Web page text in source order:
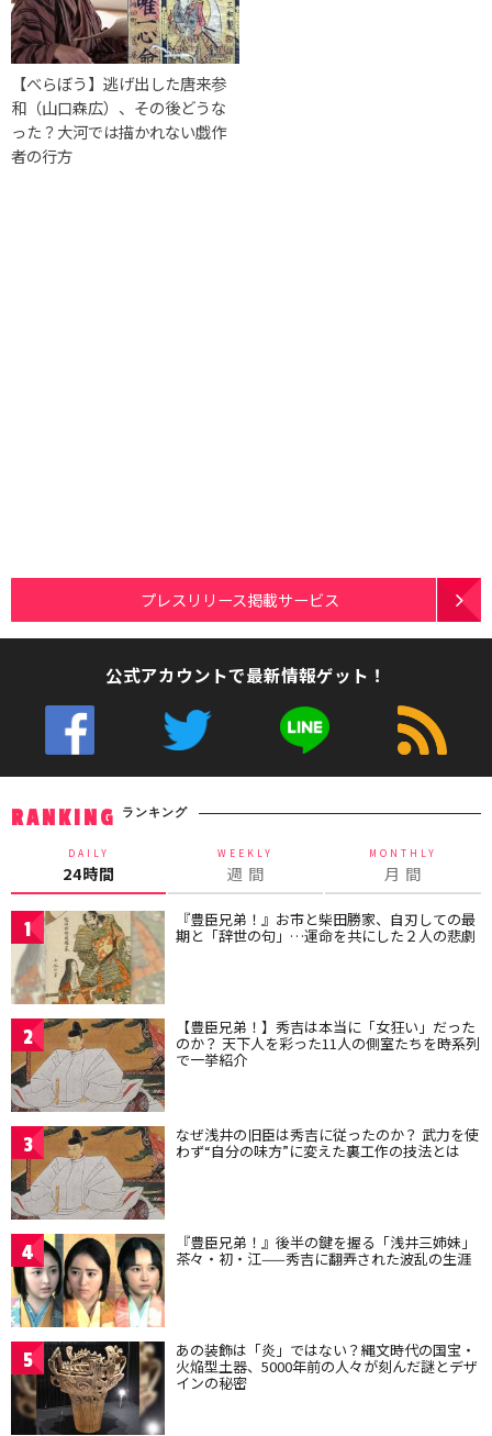
【べらぼう】逃げ出した唐来参
和（山口森広）、その後どうな
った？大河では描かれない戯作
者の行方
プレスリリース掲載サービス
公式アカウントで最新情報ゲット！
RANKING ランキング
DAILY
24時間
WEEKLY
週 間
MONTHLY
月 間
1 『豊臣兄弟！』お市と柴田勝家、自刃しての最
期と「辞世の句」…運命を共にした２人の悲劇
2 【豊臣兄弟！】秀吉は本当に「女狂い」だった
のか？ 天下人を彩った11人の側室たちを時系列
で一挙紹介
3 なぜ浅井の旧臣は秀吉に従ったのか？ 武力を使
わず“自分の味方”に変えた裏工作の技法とは
4 『豊臣兄弟！』後半の鍵を握る「浅井三姉妹」
茶々・初・江——秀吉に翻弄された波乱の生涯
5 あの装飾は「炎」ではない？縄文時代の国宝・
火焔型土器、5000年前の人々が刻んだ謎とデザ
インの秘密